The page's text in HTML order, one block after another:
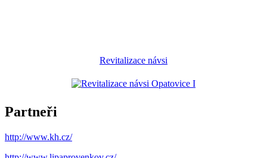
Revitalizace návsi
Partneři
http://www.kh.cz/